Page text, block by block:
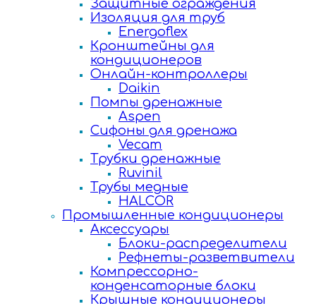
Защитные ограждения
Изоляция для труб
Energoflex
Кронштейны для
кондиционеров
Онлайн-контроллеры
Daikin
Помпы дренажные
Aspen
Сифоны для дренажа
Vecam
Трубки дренажные
Ruvinil
Трубы медные
HALCOR
Промышленные кондиционеры
Аксессуары
Блоки-распределители
Рефнеты-разветвители
Компрессорно-
конденсаторные блоки
Крышные кондиционеры